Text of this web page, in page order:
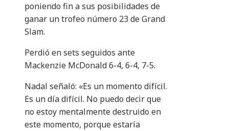
poniendo fin a sus posibilidades de
ganar un trofeo número 23 de Grand
Slam.
Perdió en sets seguidos ante
Mackenzie McDonald 6-4, 6-4, 7-5.
Nadal señaló: «Es un momento difícil.
Es un día difícil. No puedo decir que
no estoy mentalmente destruido en
este momento, porque estaría